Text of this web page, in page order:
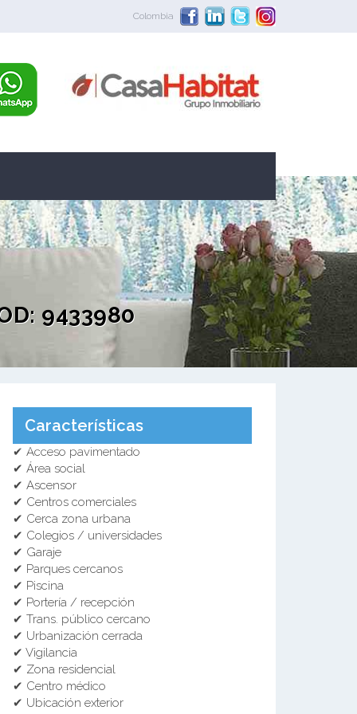
Colombia
9433980
Características
✔ Acceso pavimentado
✔ Área social
✔ Ascensor
✔ Centros comerciales
✔ Cerca zona urbana
✔ Colegios / universidades
✔ Garaje
✔ Parques cercanos
✔ Piscina
✔ Portería / recepción
✔ Trans. público cercano
✔ Urbanización cerrada
✔ Vigilancia
✔ Zona residencial
✔ Centro médico
✔ Ubicación exterior